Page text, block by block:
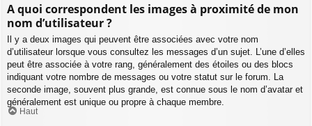
A quoi correspondent les images à proximité de mon
nom d’utilisateur ?
Il y a deux images qui peuvent être associées avec votre nom
d’utilisateur lorsque vous consultez les messages d’un sujet. L’une d’elles
peut être associée à votre rang, généralement des étoiles ou des blocs
indiquant votre nombre de messages ou votre statut sur le forum. La
seconde image, souvent plus grande, est connue sous le nom d’avatar et
généralement est unique ou propre à chaque membre.
Haut